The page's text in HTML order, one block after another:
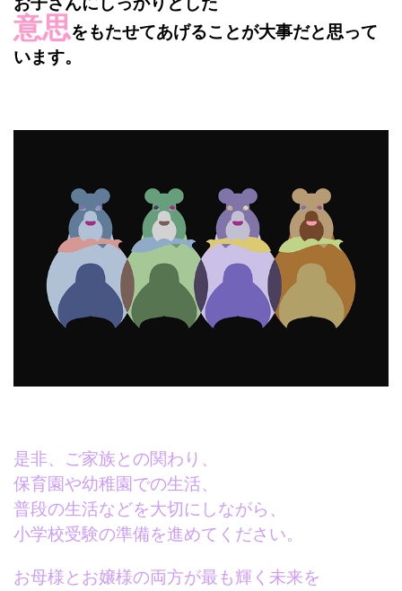
意思をもたせてあげることが大事だと思って
います。
是非、ご家族との関わり、
保育園や幼稚園での生活、
普段の生活などを大切にしながら、
小学校受験の準備を進めてください。
お母様とお嬢様の両方が最も輝く未来を